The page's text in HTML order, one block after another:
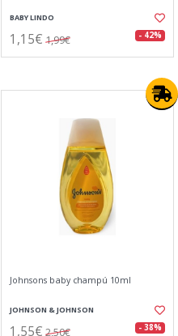
BABY LINDO
1,15€ 1,99€ - 42%
Johnsons baby champú 10ml
JOHNSON & JOHNSON
1,55€ 2,50€ - 38%